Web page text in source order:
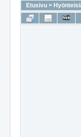
Etusivu >